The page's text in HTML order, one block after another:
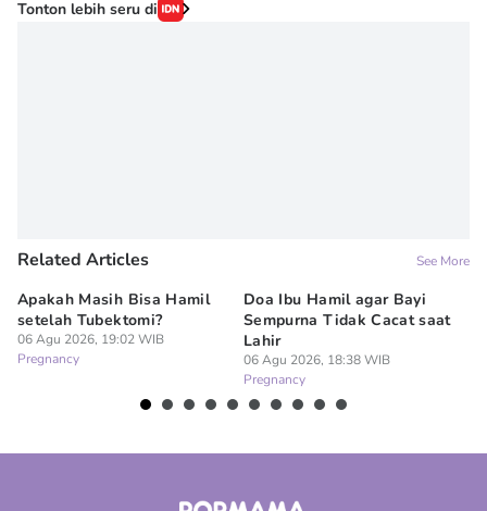
Tonton lebih seru di
Related Articles See More
Apakah Masih Bisa Hamil
setelah Tubektomi?
06 Agu 2026, 19:02 WIB
Pregnancy
Doa Ibu Hamil agar Bayi
Sempurna Tidak Cacat saat
Lahir
06 Agu 2026, 18:38 WIB
Pregnancy